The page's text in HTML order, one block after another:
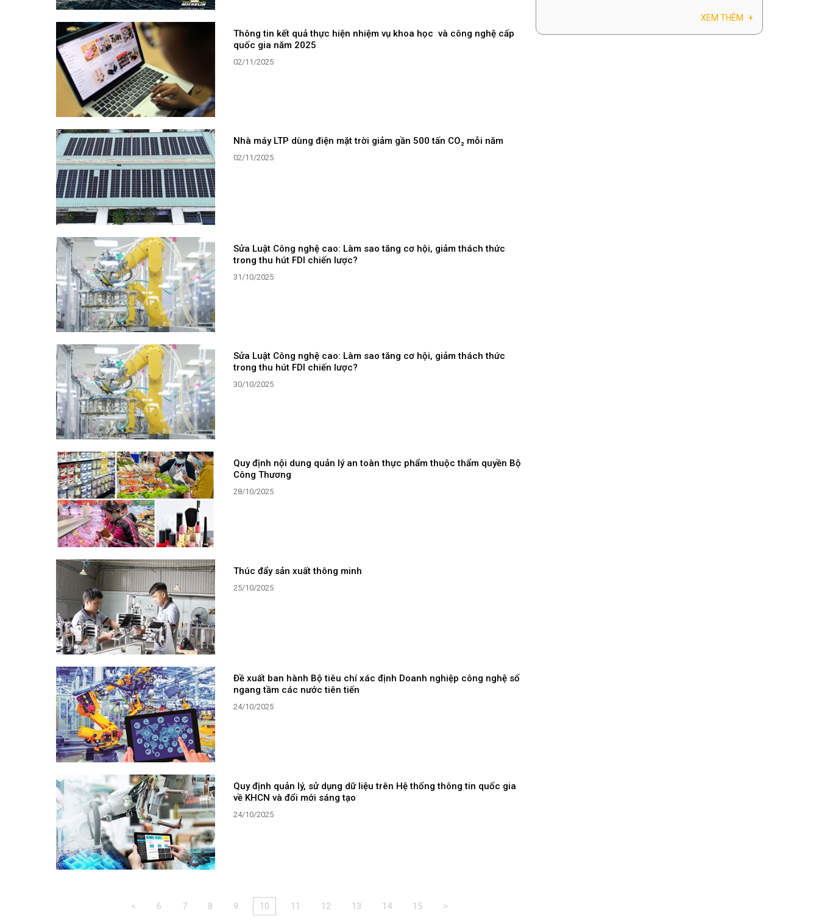
Thông tin kết quả thực hiện nhiệm vụ khoa học và công nghệ cấp
quốc gia năm 2025
02/11/2025
Nhà máy LTP dùng điện mặt trời giảm gần 500 tấn CO₂ mỗi năm
02/11/2025
Sửa Luật Công nghệ cao: Làm sao tăng cơ hội, giảm thách thức
trong thu hút FDI chiến lược?
31/10/2025
Sửa Luật Công nghệ cao: Làm sao tăng cơ hội, giảm thách thức
trong thu hút FDI chiến lược?
30/10/2025
Quy định nội dung quản lý an toàn thực phẩm thuộc thẩm quyền Bộ
Công Thương
28/10/2025
Thúc đẩy sản xuất thông minh
25/10/2025
Đề xuất ban hành Bộ tiêu chí xác định Doanh nghiệp công nghệ số
ngang tầm các nước tiên tiến
24/10/2025
Quy định quản lý, sử dụng dữ liệu trên Hệ thống thông tin quốc gia
về KHCN và đổi mới sáng tạo
24/10/2025
< 6 7 8 9 10 11 12 13 14 15 >
XEM THÊM +